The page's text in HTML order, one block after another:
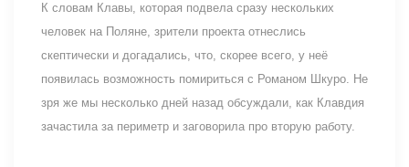
К словам Клавы, которая подвела сразу нескольких
человек на Поляне, зрители проекта отнеслись
скептически и догадались, что, скорее всего, у неё
появилась возможность помириться с Романом Шкуро. Не
зря же мы несколько дней назад обсуждали, как Клавдия
зачастила за периметр и заговорила про вторую работу.